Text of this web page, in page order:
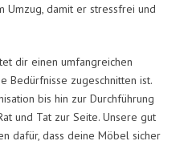
Umzug, damit er stressfrei und
dir einen umfangreichen
Bedürfnisse zugeschnitten ist.
bis hin zur Durchführung
und Tat zur Seite. Unsere gut
dafür, dass deine Möbel sicher